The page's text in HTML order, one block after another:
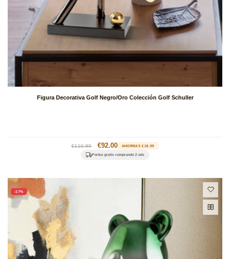
Figura Decorativa Golf Negro/Oro Colección Golf Schuller
Precio
habitual
€110.99
Precio
de
€92.00 AHORRAS €18.99
Portes gratis comprando 2 uds
-17%